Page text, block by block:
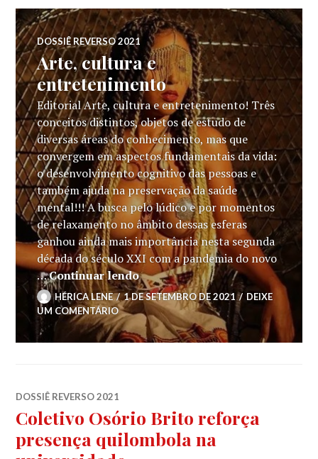
DOSSIÊ REVERSO 2021
Arte, cultura e
entretenimento
Editorial Arte, cultura e entretenimento! Três
conceitos distintos, objetos de estudo de
diversas áreas do conhecimento, mas que
convergem em aspectos fundamentais da vida:
o desenvolvimento cognitivo das pessoas e
também ajuda na preservação da saúde
mental!!! A busca pelo lúdico e por momentos
de relaxamento no âmbito dessas esferas
ganhou ainda mais importância nesta segunda
década do século XXI com a pandemia do novo
…Continuar lendoArte, cultura e entretenimento
HÉRICA LENE 1 DE SETEMBRO DE 2021
DEIXE
UM COMENTÁRIO
DOSSIÊ REVERSO 2021
Coletivo Osório Brito reforça
presença quilombola na